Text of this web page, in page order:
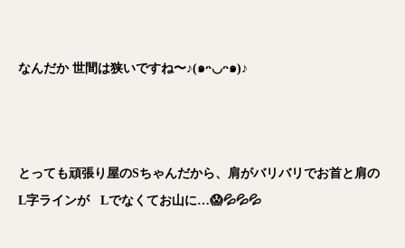
なんだか 世間は狭いですね〜♪(๑ᴖ◡ᴖ๑)♪
とっても頑張り屋のSちゃんだから、肩がバリバリでお首と肩の
L字ラインが Lでなくてお山に…😱💦💦💦